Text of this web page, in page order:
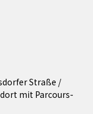
Straße /
mit Parcours-